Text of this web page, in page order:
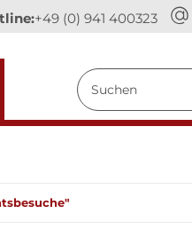
+49 (0) 941 400323